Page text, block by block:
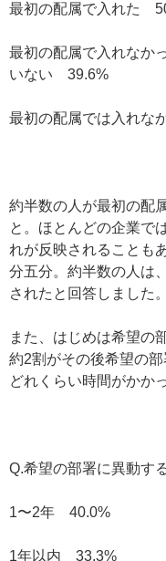
最初の配属で入れた
最初の配属で入れなか
いない 39.6%
最初の配属では入れな
約半数の人が最初の配
と。ほとんどの企業で
れが反映されることも
分五分。約半数の人は
されたと回答しました。
また、はじめは希望の
約2割がその後希望の
どれくらい時間がかか
Q.希望の部署に異動す
1〜2年 40.0%
1年以内 33.3%